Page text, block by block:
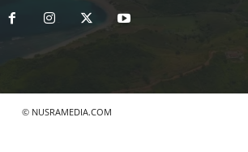
© NUSRAMEDIA.COM